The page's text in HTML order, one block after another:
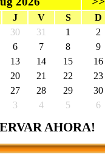
J V S
D
30 31 1
2
6 7 8
9
13 14 15
16
20 21 22
23
27 28 29
30
3 4 5 6
AHORA!